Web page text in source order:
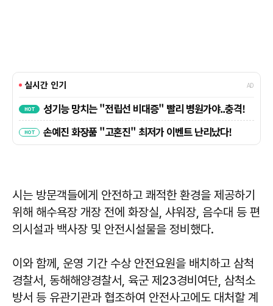
시는 방문객들에게 안전하고 쾌적한 환경을 제공하기
위해 해수욕장 개장 전에 화장실, 샤워장, 음수대 등 편
의시설과 백사장 및 안전시설물을 정비했다.
이와 함께, 운영 기간 수상 안전요원을 배치하고 삼척
경찰서, 동해해양경찰서, 육군 제23경비여단, 삼척소
방서 등 유관기관과 협조하여 안전사고에도 대처할 계